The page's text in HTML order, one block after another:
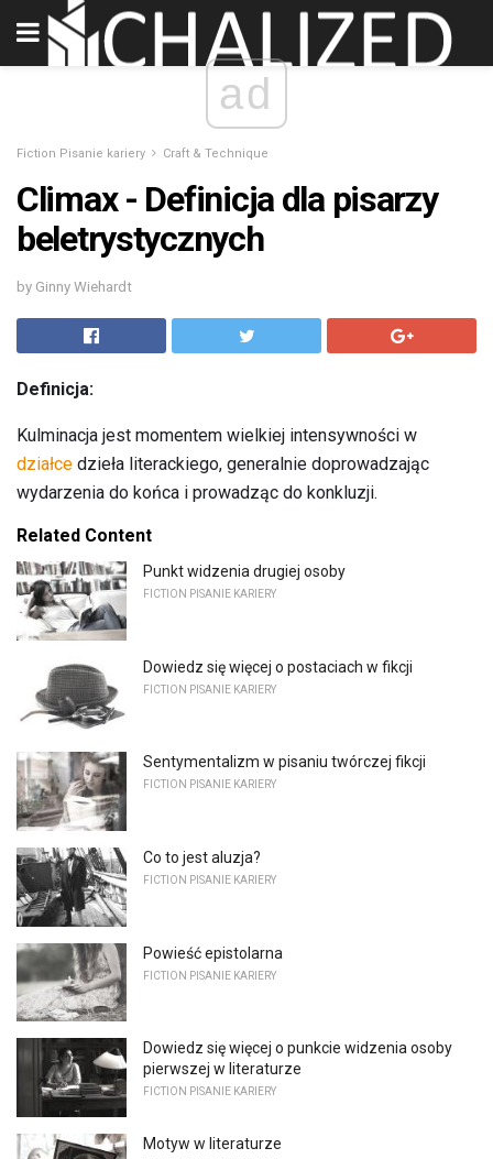
ad
Fiction Pisanie kariery Craft & Technique
Climax - Definicja dla pisarzy
beletrystycznych
by Ginny Wiehardt
Definicja:
Kulminacja jest momentem wielkiej intensywności w
działce dzieła literackiego, generalnie doprowadzając
wydarzenia do końca i prowadząc do konkluzji.
Related Content
Punkt widzenia drugiej osoby
FICTION PISANIE KARIERY
Dowiedz się więcej o postaciach w fikcji
FICTION PISANIE KARIERY
Sentymentalizm w pisaniu twórczej fikcji
FICTION PISANIE KARIERY
Co to jest aluzja?
FICTION PISANIE KARIERY
Powieść epistolarna
FICTION PISANIE KARIERY
Dowiedz się więcej o punkcie widzenia osoby
pierwszej w literaturze
FICTION PISANIE KARIERY
Motyw w literaturze